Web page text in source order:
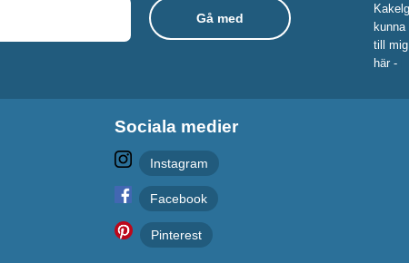
till
här -
Sociala medier
Instagram
Facebook
Pinterest